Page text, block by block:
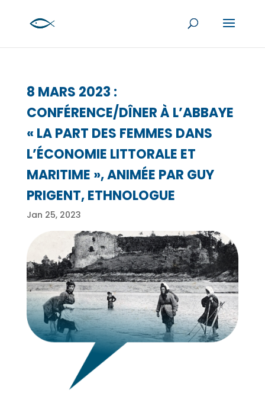
8 MARS 2023 :
CONFÉRENCE/DÎNER À L’ABBAYE
« LA PART DES FEMMES DANS
L’ÉCONOMIE LITTORALE ET
MARITIME », ANIMÉE PAR GUY
PRIGENT, ETHNOLOGUE
Jan 25, 2023